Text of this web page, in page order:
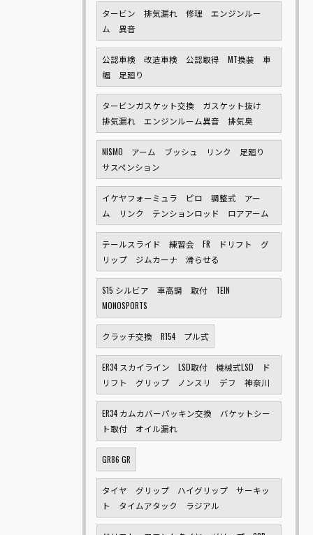
タービン 排気漏れ 修理 エンジンルー
ム 異音
公認車検 改造車検 公認取得 MT換装 車
幅 足廻り
タービンガスケット交換 ガスケット抜け
排気漏れ エンジンルーム異音 排気臭
NISMO アーム ブッシュ リンク 足廻り
サスペンション
イケヤフォーミュラ ピロ 調整式 アー
ム リンク テンションロッド ロアアーム
テールスライド 練習会 FR ドリフト グ
リップ ジムカーナ 滑らせる
S15 シルビア 車高調 取付 TEIN
MONOSPORTS
クラッチ交換 R154 プル式
ER34 スカイライン LSD取付 機械式LSD ド
リフト グリップ ノンスリ デフ 神奈川
ER34 カムカバーパッキン交換 バケットシー
ト取付 オイル漏れ
GR86 GR
タイヤ グリップ ハイグリップ サーキッ
ト タイムアタック ラジアル